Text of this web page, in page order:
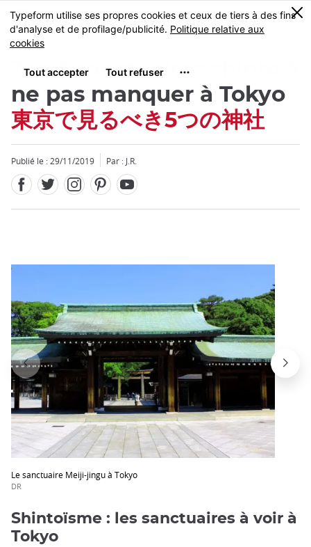
Skip
to
main
MENU
0
Top 5 sanctuaires shinto à
ne pas manquer à Tokyo
東京で見るべき5つの神社
Publié le : 29/11/2019 Par : J.R.
Le sanctuaire Meiji-jingu à Tokyo
DR
Fermer
Shintoïsme : les sanctuaires à voir à
Tokyo
Fermer